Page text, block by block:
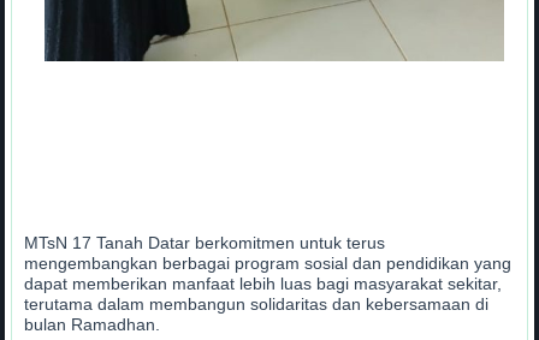
MTsN 17 Tanah Datar berkomitmen untuk terus
mengembangkan berbagai program sosial dan pendidikan yang
dapat memberikan manfaat lebih luas bagi masyarakat sekitar,
terutama dalam membangun solidaritas dan kebersamaan di
bulan Ramadhan.